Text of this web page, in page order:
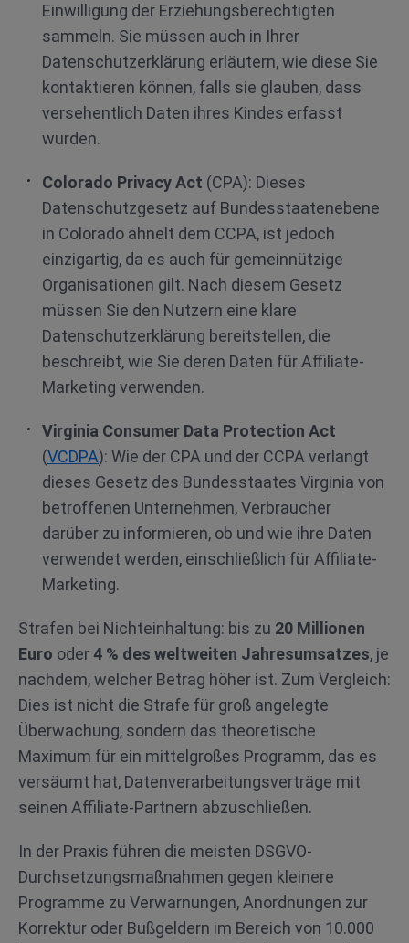
Einwilligung der Erziehungsberechtigten
sammeln. Sie müssen auch in Ihrer
Datenschutzerklärung erläutern, wie diese Sie
kontaktieren können, falls sie glauben, dass
versehentlich Daten ihres Kindes erfasst
wurden.
Colorado Privacy Act (CPA): Dieses
Datenschutzgesetz auf Bundesstaatenebene
in Colorado ähnelt dem CCPA, ist jedoch
einzigartig, da es auch für gemeinnützige
Organisationen gilt. Nach diesem Gesetz
müssen Sie den Nutzern eine klare
Datenschutzerklärung bereitstellen, die
beschreibt, wie Sie deren Daten für Affiliate-
Marketing verwenden.
Virginia Consumer Data Protection Act
(VCDPA): Wie der CPA und der CCPA verlangt
dieses Gesetz des Bundesstaates Virginia von
betroffenen Unternehmen, Verbraucher
darüber zu informieren, ob und wie ihre Daten
verwendet werden, einschließlich für Affiliate-
Marketing.
Strafen bei Nichteinhaltung: bis zu 20 Millionen
Euro oder4 % des weltweiten Jahresumsatzes, je
nachdem, welcher Betrag höher ist. Zum Vergleich:
Dies ist nicht die Strafe für groß angelegte
Überwachung, sondern das theoretische
Maximum für ein mittelgroßes Programm, das es
versäumt hat, Datenverarbeitungsverträge mit
seinen Affiliate-Partnern abzuschließen.
In der Praxis führen die meisten DSGVO-
Durchsetzungsmaßnahmen gegen kleinere
Programme zu Verwarnungen, Anordnungen zur
Korrektur oder Bußgeldern im Bereich von 10.000